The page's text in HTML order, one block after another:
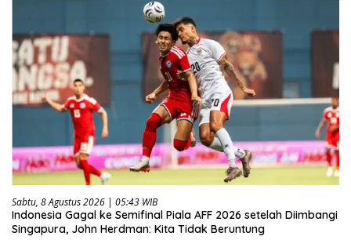
Sabtu, 8 Agustus 2026 | 05:43 WIB
Indonesia Gagal ke Semifinal Piala AFF 2026 setelah Diimbangi
Singapura, John Herdman: Kita Tidak Beruntung